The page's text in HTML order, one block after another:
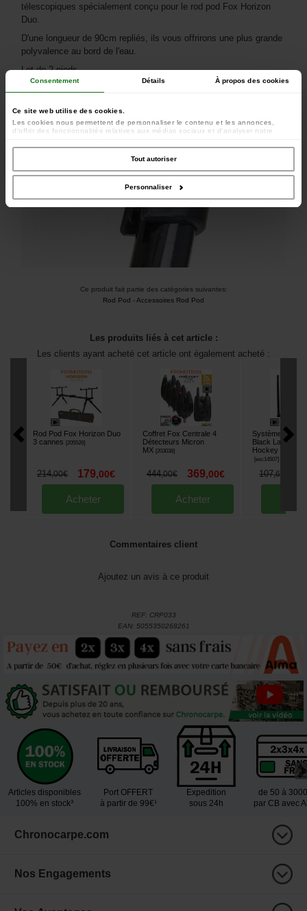
Consentement Détails À propos des cookies
Ce site web utilise des cookies.
Les cookies nous permettent de personnaliser le contenu et les annonces,
d'offrir des fonctionnalités relatives aux médias sociaux et d'analyser notre
avec nos partenaires de médias sociaux, de publicité et d'analyse, qui peuvent
combiner celles-ci avec d'autres informations que vous leur avez fournies ou
qu'ils ont collectées lors de votre utilisation de leurs services.
Tout autoriser
Personnaliser
télescopiques spécialement conçu pour le rod pod Fox Horizon
Duo.
D'une longueur de 90cm repliés, ils vous offrirons une plus grande
polyvalence au bord de l'eau.
Lot de 2 pieds.
Ce produit fait partie des catégories suivantes:
Rod Pod -Accessoires Rod Pod
Les produits liés à cet article :
Les clients ayant acheté cet article ont également acheté :
Rod Pod Fox Horizon Duo
3 cannes
[205526]
214,00€ 179,00€
Acheter
Coffret Fox Centrale 4
Détecteurs Micron
MX [203038]
444,00€ 369,00€
Acheter
Système Anti
Black Label
Hockey Stick
[esc14507]
107,60
Commentaires client
Ajoutez un avis à ce produit
REF: CRP033
EAN: 5055350268261
Articles disponibles
100% en stock³
Port OFFERT
à partir de 99€¹
Expedition
sous 24h
de 50 à
par CB avec
Chronocarpe.com
Nos Engagements